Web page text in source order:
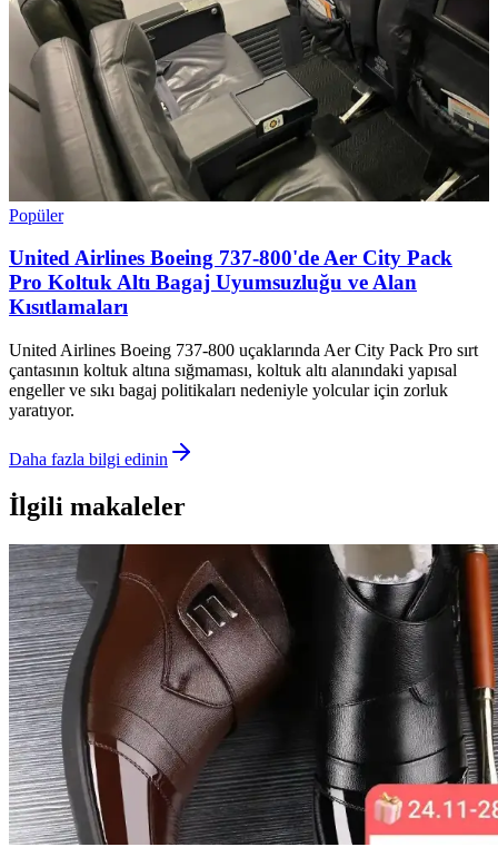
Popüler
United Airlines Boeing 737-800'de Aer City Pack
Pro Koltuk Altı Bagaj Uyumsuzluğu ve Alan
Kısıtlamaları
United Airlines Boeing 737-800 uçaklarında Aer City Pack Pro sırt
çantasının koltuk altına sığmaması, koltuk altı alanındaki yapısal
engeller ve sıkı bagaj politikaları nedeniyle yolcular için zorluk
yaratıyor.
Daha fazla bilgi edinin
İlgili makaleler